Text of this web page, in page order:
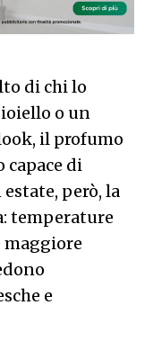
di chi lo
o un
il profumo
capace di
però, la
temperature
maggiore
e